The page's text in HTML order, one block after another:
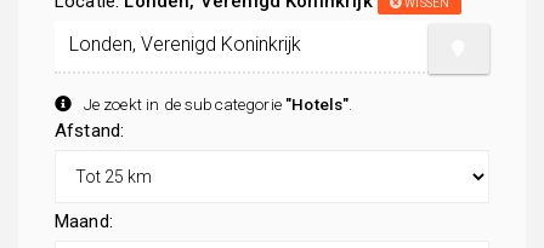
Je zoekt in de subcategorie "Hotels"
Afstand:
Maand: